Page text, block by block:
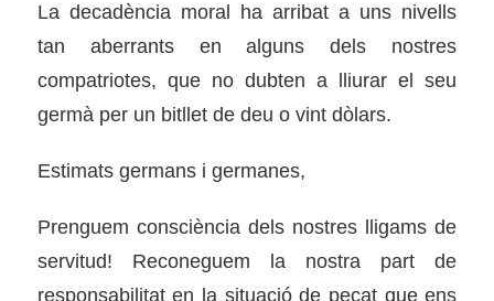
La decadència moral ha arribat a uns nivells
tan aberrants en alguns dels nostres
compatriotes, que no dubten a lliurar el seu
germà per un bitllet de deu o vint dòlars.
Estimats germans i germanes,
Prenguem consciència dels nostres lligams de
servitud! Reconeguem la nostra part de
responsabilitat en la situació de pecat que ens